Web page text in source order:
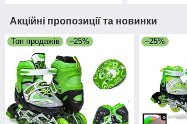
Акційні пропозиції та новинки
Топ продажів –25% –25%